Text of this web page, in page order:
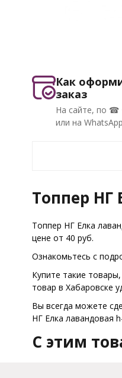
Как
заказ
На сайте, по ☎
или на
Топпер НГ
Топпер НГ Елка
цене от 40 руб.
Ознакомьтесь с
Купите такие
товар в Хабаровске
Вы всегда можете
НГ Елка лавандовая
C этим